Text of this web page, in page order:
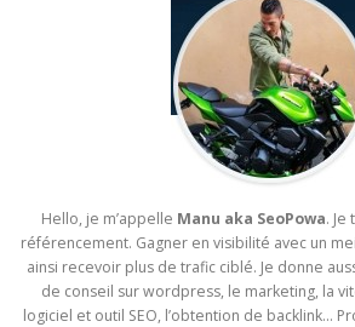
Hello, je m’appelle Manu aka SeoPowa. Je
référencement. Gagner en visibilité avec un
ainsi recevoir plus de trafic ciblé. Je donne
de conseil sur wordpress, le marketing, la
logiciel et outil SEO, l’obtention de backlink…